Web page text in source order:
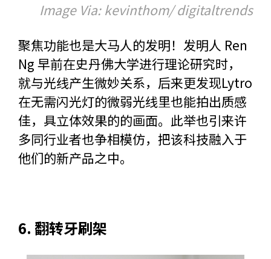
Image Via: kevinthom/ digitaltrends
聚焦功能也是大马人的发明！发明人 Ren
Ng 早前在史丹佛大学进行理论研究时，
就与光线产生微妙关系，后来更发现Lytro
在无需闪光灯的微弱光线里也能拍出质感
佳，具立体效果的的画面。此举也引来许
多同行业者也争相模仿，把该科技融入于
他们的新产品之中。
6. 翻转牙刷架